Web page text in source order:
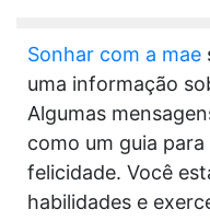
Sonhar com a mae
uma informação
Algumas
como um guia
felicidade. Você
habilidades e